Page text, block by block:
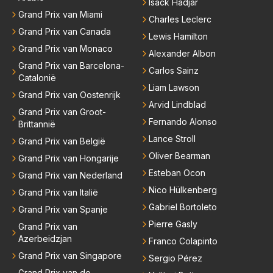
binnen RB gewerkt en zijn voor Max geen vreemde
n meer. Ook andere teams verliezen mensen. Er wo
rdt teveel drama van gemaakt.
Grand Prix van Miami
Grand Prix van Canada
Grand Prix van Monaco
Grand Prix van Barcelona-
Catalonië
Grand Prix van Oostenrijk
Grand Prix van Groot-
Brittannië
Grand Prix van België
Grand Prix van Hongarije
Grand Prix van Nederland
Grand Prix van Italië
Grand Prix van Spanje
Grand Prix van
Azerbeidzjan
Grand Prix van Singapore
Charles Leclerc
Lewis Hamilton
Alexander Albon
Carlos Sainz
Liam Lawson
Arvid Lindblad
Fernando Alonso
Lance Stroll
Oliver Bearman
Esteban Ocon
Nico Hülkenberg
Gabriel Bortoleto
Pierre Gasly
Franco Colapinto
Sergio Pérez